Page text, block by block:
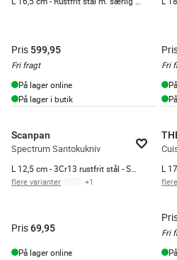
Pris 599,95
Fri fragt
På lager online
På lager i butik
Fri
Scanpan
Spectrum Santokukniv
flere varianter +1
Pris69,95
På lager online
L
Fri